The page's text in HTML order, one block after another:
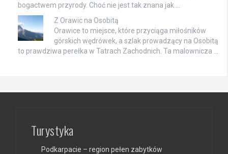
bogactwem przyrody. Choć nie jest tak znana jak …
Z Orawic na Osobitą
Orawice to miejsce, które przyciąga miłośników
górskich wędrówek, a szlak prowadzący na Osobitą
to prawdziwa perełka w Tatrach Zachodnich. Ta malownicza …
Turystyka
Podkarpacie – region pełen zabytków